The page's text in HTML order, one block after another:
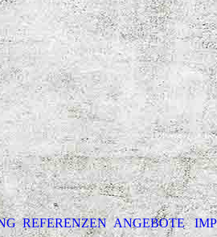
REFERENZEN ANGEBOTE